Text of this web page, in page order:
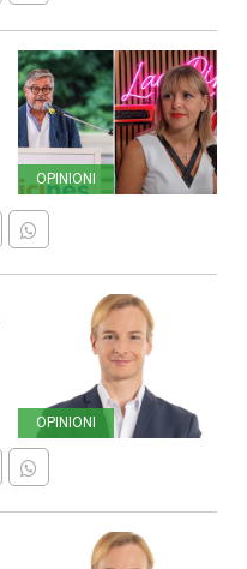
OPINIONI
OPINIONI